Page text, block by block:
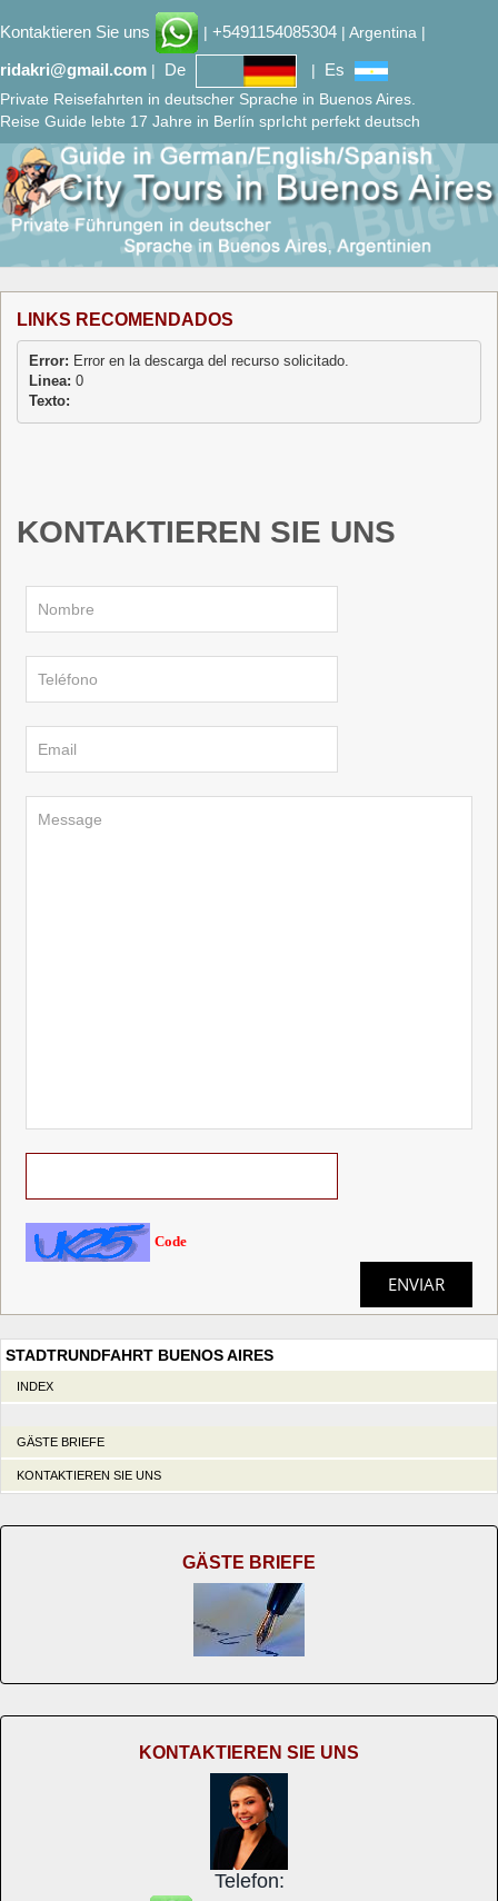
Kontaktieren Sie uns | +5491154085304 | Argentina |
ridakri@gmail.com | De | Es
Private Reisefahrten in deutscher Sprache in Buenos Aires.
Reise Guide lebte 17 Jahre in Berlín sprIcht perfekt deutsch
LINKS RECOMENDADOS
Error:
Linea:
0
Texto:
KONTAKTIEREN SIE UNS
Code
STADTRUNDFAHRT BUENOS AIRES
INDEX
GÄSTE BRIEFE
KONTAKTIEREN SIE UNS
GÄSTE BRIEFE
KONTAKTIEREN SIE UNS
Telefon: